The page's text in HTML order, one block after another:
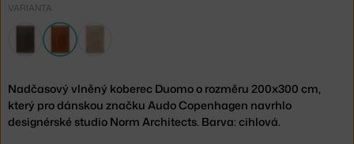
VARIANTA
Nadčasový vlněný koberec Duomo o rozměru 200x300 cm,
který pro dánskou značku Audo Copenhagen navrhlo
designérské studio Norm Architects. Barva: cihlová.